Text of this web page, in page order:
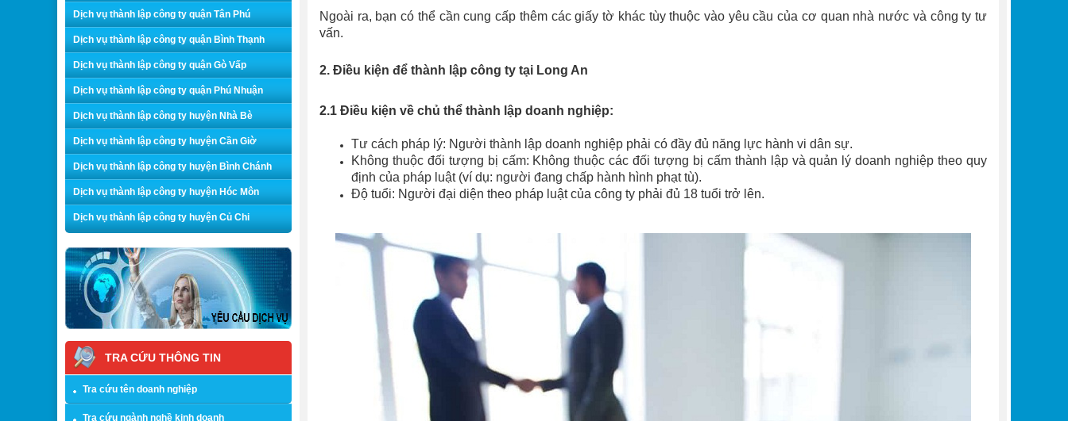
Ngoài ra, bạn có thể cần cung cấp thêm các giấy tờ khác tùy thuộc vào yêu cầu của cơ quan nhà nước và công ty tư
vấn.
2. Điều kiện để thành lập công ty tại Long An
2.1 Điều kiện về chủ thể thành lập doanh nghiệp:
Tư cách pháp lý: Người thành lập doanh nghiệp phải có đầy đủ năng lực hành vi dân sự.
Không thuộc đối tượng bị cấm: Không thuộc các đối tượng bị cấm thành lập và quản lý doanh nghiệp theo quy
định của pháp luật (ví dụ: người đang chấp hành hình phạt tù).
Độ tuổi: Người đại diện theo pháp luật của công ty phải đủ 18 tuổi trở lên.
Dịch vụ thành lập công ty quận Tân Phú
Dịch vụ thành lập công ty quận Bình Thạnh
Dịch vụ thành lập công ty quận Gò Vấp
Dịch vụ thành lập công ty quận Phú Nhuận
Dịch vụ thành lập công ty huyện Nhà Bè
Dịch vụ thành lập công ty huyện Cần Giờ
Dịch vụ thành lập công ty huyện Bình Chánh
Dịch vụ thành lập công ty huyện Hóc Môn
Dịch vụ thành lập công ty huyện Củ Chi
TRA CỨU THÔNG TIN
Tra cứu tên doanh nghiệp
Tra cứu ngành nghề kinh doanh